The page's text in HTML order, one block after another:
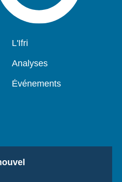
Navigation
L'Ifri
Analyses
Événements